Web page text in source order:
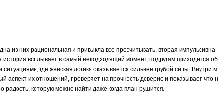
из них рациональная и привыкла все просчитывать, вторая импульсивна
история всплывает в самый неподходящий момент, подругам приходится об
где женская логика оказывается сильнее грубой силы. Внутри м
аспект их отношений, проверяет на прочность доверие и показывает что н
радость, которую можно найти даже когда план рушится.